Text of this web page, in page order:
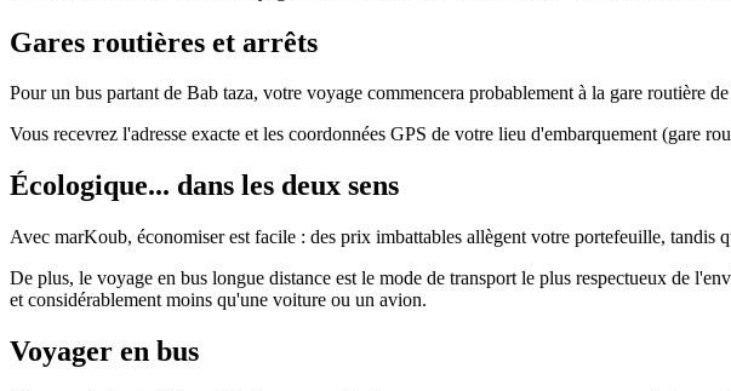
Gares routières et arrêts
Pour un bus partant de Bab taza, votre voyage commencera probablement à la gare routière
Vous recevrez l'adresse exacte et les coordonnées GPS de votre lieu d'embarquement (gare
Écologique... dans les deux sens
Avec marKoub, économiser est facile : des prix imbattables allègent votre portefeuille, tandis
De plus, le voyage en bus longue distance est le mode de transport le plus respectueux de
et considérablement moins qu'une voiture ou un avion.
Voyager en bus